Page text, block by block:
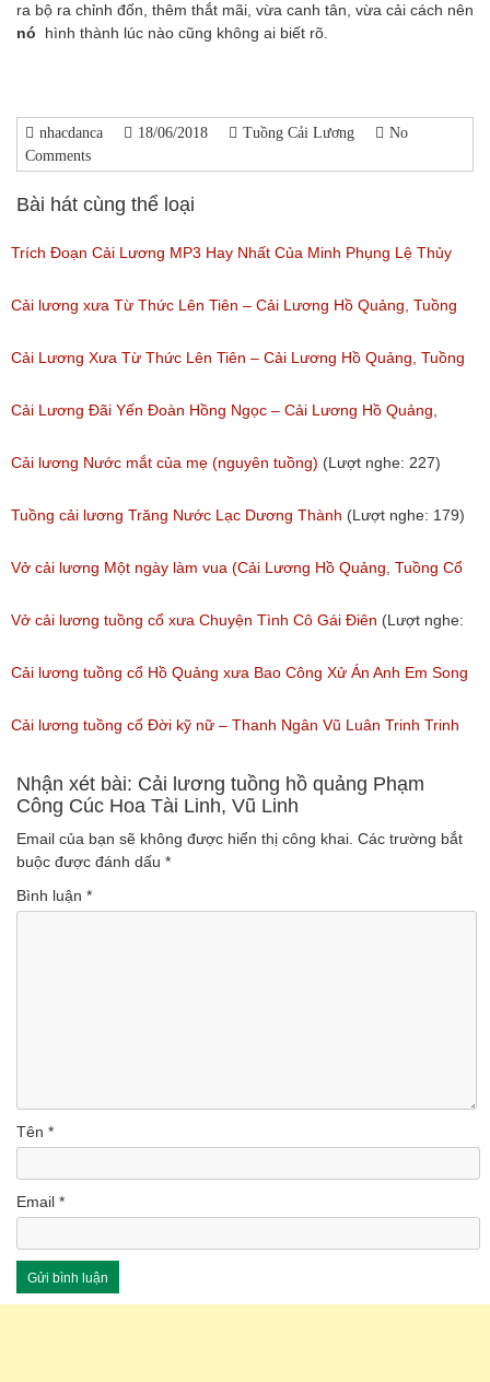
ra bộ ra chỉnh đốn, thêm thắt mãi, vừa canh tân, vừa cải cách nên
nó
hình thành lúc nào cũng không ai biết rõ.
nhacdanca 18/06/2018 Tuồng Cải Lương
No
Comments
Bài hát cùng thể loại
Trích Đoạn Cải Lương MP3 Hay Nhất Của Minh Phụng Lệ Thủy
Phần 1
(Lượt nghe: 11,532)
Cải lương xưa Từ Thức Lên Tiên – Cải Lương Hồ Quảng, Tuồng
Cổ
(Lượt nghe: 258)
Cải Lương Xưa Từ Thức Lên Tiên – Cải Lương Hồ Quảng, Tuồng
Cổ
(Lượt nghe: 505)
Cải Lương Đãi Yến Đoàn Hồng Ngọc – Cải Lương Hồ Quảng,
Tuồng Cổ
(Lượt nghe: 243)
Cải lương Nước mắt của mẹ (nguyên tuồng) (Lượt nghe: 227)
Tuồng cải lương Trăng Nước Lạc Dương Thành (Lượt nghe: 179)
Vở cải lương Một ngày làm vua (Cải Lương Hồ Quảng, Tuồng Cổ
Xưa)
(Lượt nghe: 216)
Vở cải lương tuồng cổ xưa Chuyện Tình Cô Gái Điên (Lượt nghe:
146)
Cải lương tuồng cổ Hồ Quảng xưa Bao Công Xử Án Anh Em Song
Sinh
(Lượt nghe: 228)
Cải lương tuồng cổ Đời kỹ nữ – Thanh Ngân Vũ Luân Trinh Trinh
Cải Lương Hồ Quảng
(Lượt nghe: 157)
Nhận xét bài: Cải lương tuồng hồ quảng Phạm
Công Cúc Hoa Tài Linh, Vũ Linh
Email của bạn sẽ không được hiển thị công khai. Các trường bắt
buộc được đánh dấu *
Bình luận *
Tên *
Email *